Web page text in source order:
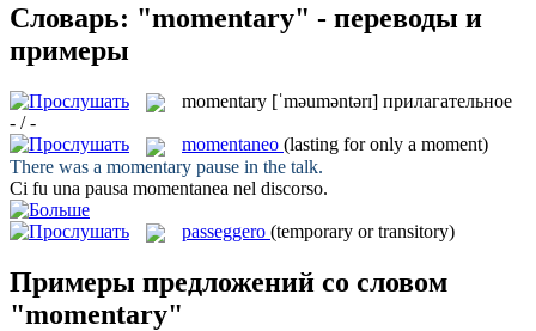
Словарь: "momentary" - переводы и
примеры
momentary [ˈməuməntərɪ] прилагательное
- / -
momentaneo (lasting for only a moment)
There was a momentary pause in the talk.
Ci fu una pausa momentanea nel discorso.
passeggero (temporary or transitory)
Примеры предложений со словом
"momentary"